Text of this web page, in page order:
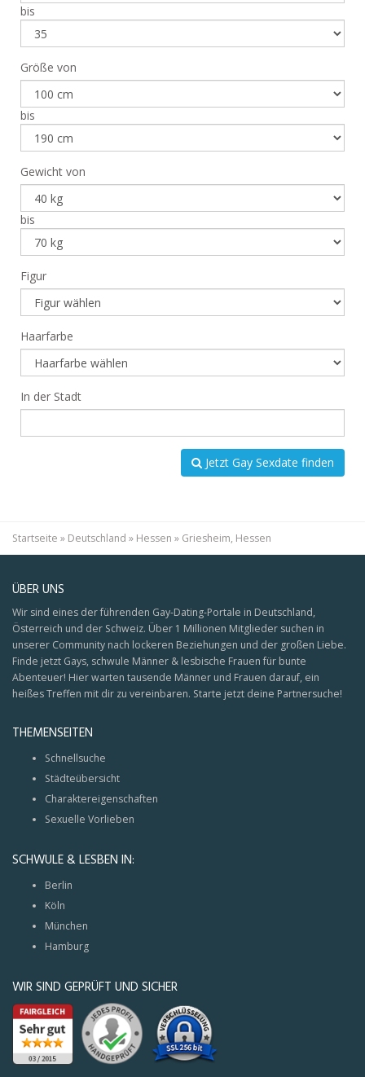
bis
Größe von
bis
Gewicht von
bis
Figur
Haarfarbe
In der Stadt
Jetzt Gay Sexdate finden
Startseite » Deutschland » Hessen » Griesheim, Hessen
ÜBER UNS
Wir sind eines der führenden Gay-Dating-Portale in Deutschland,
Österreich und der Schweiz. Über 1 Millionen Mitglieder suchen in
unserer Community nach lockeren Beziehungen und der großen Liebe.
Finde jetzt Gays, schwule Männer & lesbische Frauen für bunte
Abenteuer! Hier warten tausende Männer und Frauen darauf, ein
heißes Treffen mit dir zu vereinbaren. Starte jetzt deine Partnersuche!
THEMENSEITEN
Schnellsuche
Städteübersicht
Charaktereigenschaften
Sexuelle Vorlieben
SCHWULE & LESBEN IN:
Berlin
Köln
München
Hamburg
WIR SIND GEPRÜFT UND SICHER